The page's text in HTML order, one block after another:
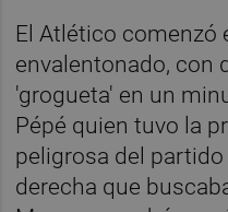
El Atlético comenzó
envalentonado, con
'grogueta' en un
Pépé quien tuvo la
peligrosa del
derecha que